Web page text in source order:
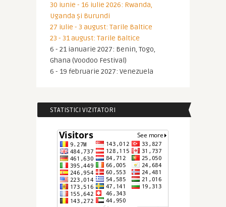
30 iunie - 16 iulie 2026: Rwanda,
Uganda și Burundi
27 iulie - 3 august: Tarile Baltice
23 - 31 august: Tarile Baltice
6 - 21 ianuarie 2027: Benin, Togo,
Ghana (Voodoo Festival)
6 - 19 februarie 2027: Venezuela
STATISTICI VIZITATORI